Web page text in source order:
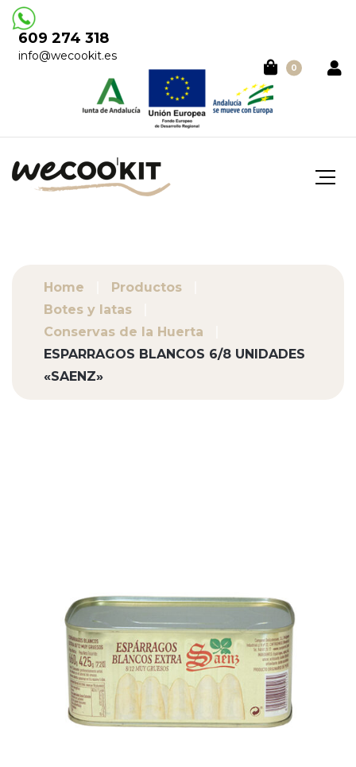
609 274 318
info@wecookit.es
0
Home
Productos
Botes y latas
Conservas de la Huerta
ESPARRAGOS BLANCOS 6/8 UNIDADES
«SAENZ»